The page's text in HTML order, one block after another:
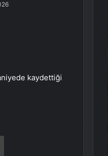
kaydettiği
Yazdır